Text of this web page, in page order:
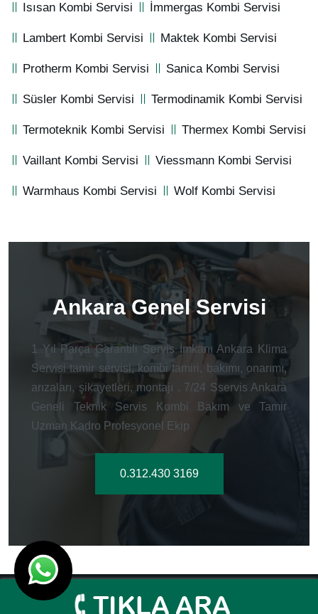
Isısan Kombi Servisi İmmergas Kombi Servisi
Lambert Kombi Servisi Maktek Kombi Servisi
Protherm Kombi Servisi Sanica Kombi Servisi
Süsler Kombi Servisi Termodinamik Kombi Servisi
Termoteknik Kombi Servisi Thermex Kombi Servisi
Vaillant Kombi Servisi Viessmann Kombi Servisi
Warmhaus Kombi Servisi Wolf Kombi Servisi
Ankara Genel Servisi
1 Yıl Parça Garantili Servis İmkanı Ankara Klima
Servisi tamir servisi, kombi tamiri, bakımı, onarımı,
arızaları, şikayetleri, montajı . 7/24 Sservis Ankara
Geneli Teknik Servis Kombi Bakım ve Tamir
Uzman Kadro Profesyonel Ekip
0.312.430 3169